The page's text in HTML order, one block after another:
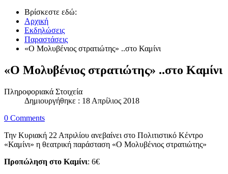
Βρίσκεστε εδώ:
Αρχική
Εκδηλώσεις
Παραστάσεις
«Ο Μολυβένιος στρατιώτης» ..στο Καμίνι
«Ο Μολυβένιος στρατιώτης» ..στο Καμίνι
Πληροφοριακά Στοιχεία
Δημιουργήθηκε : 18 Απρίλιος 2018
0 Comments
Την Κυριακή 22 Απριλίου ανεβαίνει στο Πολιτιστικό Κέντρο
«Καμίνι» η θεατρική παράσταση «Ο Μολυβένιος στρατιώτης»
Προπώληση στο Καμίνι: 6€